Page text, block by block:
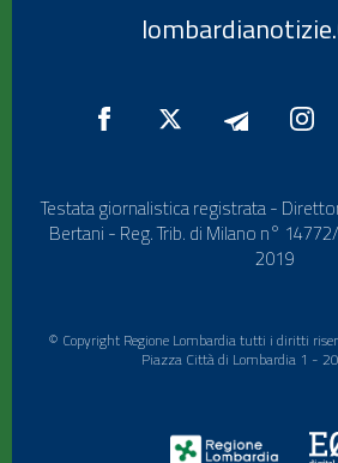
Testata giornalistica registrata -
Bertani - Reg. Trib. di Milano n°
2019
© Copyright Regione Lombardia tutti i diritti
Piazza Città di Lombardia 1 -